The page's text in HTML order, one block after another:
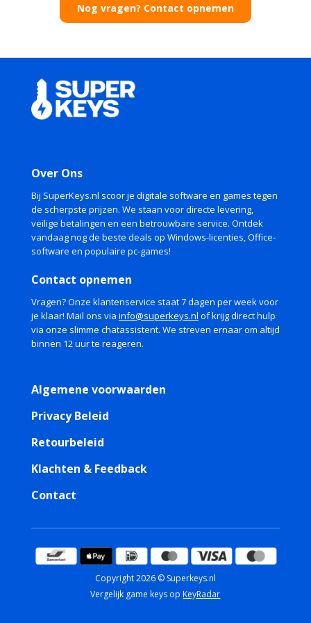
Nog vragen? Contact opnemen
Over Ons
Bij SuperKeys.nl scoor je digitale software en games tegen
de scherpste prijzen. We staan voor directe levering,
veilige betalingen en een betrouwbare service. Ontdek
vandaag nog de beste deals op Windows-licenties, Office-
software en populaire pc-games!
Contact opnemen
Vragen? Onze klantenservice staat 7 dagen per week voor
je klaar! Mail ons via info@superkeys.nl of krijg direct hulp
via onze slimme chatassistent. We streven ernaar om altijd
binnen 12 uur te reageren.
Algemene voorwaarden
Privacy Beleid
Retourbeleid
Klachten & Feedback
Contact
Copyright 2026 © Superkeys.nl
Vergelijk game keys opKeyRadar